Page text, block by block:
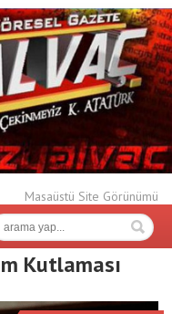
Masaüstü Site Görünümü
Kutlaması